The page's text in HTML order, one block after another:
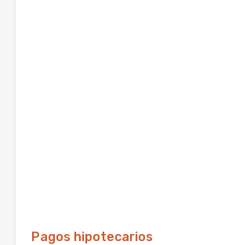
Pagos hipotecarios